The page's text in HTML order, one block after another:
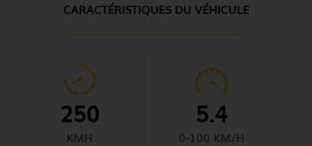
CARACTÉRISTIQUES DU VÉHICULE
250
KMH
5.4
0-100 KM/H